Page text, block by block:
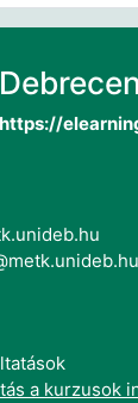
https://
a kurzusok